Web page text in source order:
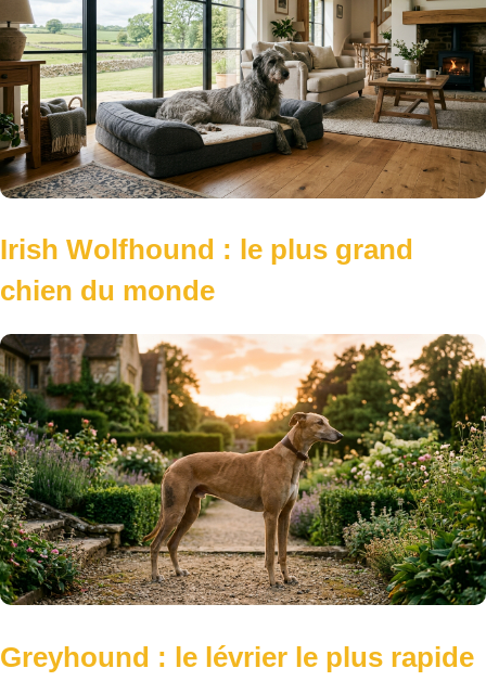
Irish Wolfhound : le plus grand
chien du monde
Greyhound : le lévrier le plus rapide